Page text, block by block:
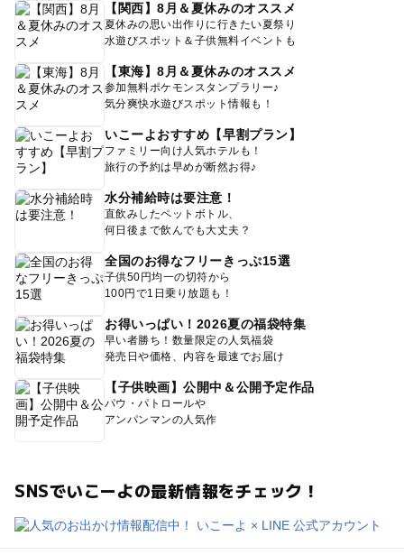
【関西】8月＆夏休みのオススメ
夏休みの思い出作りに行きたい夏祭り
水遊びスポット＆子供無料イベントも
【東海】8月＆夏休みのオススメ
参加無料ポケモンスタンプラリー♪
気分爽快水遊びスポット情報も！
いこーよおすすめ【早割プラン】
ファミリー向け人気ホテルも！
旅行の予約は早めが断然お得♪
水分補給時は要注意！
直飲みしたペットボトル、
何日後まで飲んでも大丈夫？
全国のお得なフリーきっぷ15選
子供50円均一の切符から
100円で1日乗り放題も！
お得いっぱい！2026夏の福袋特集
早い者勝ち！数量限定の人気福袋
発売日や価格、内容を最速でお届け
【子供映画】公開中＆公開予定作品
パウ・パトロールや
アンパンマンの人気作
SNSでいこーよの最新情報をチェック！